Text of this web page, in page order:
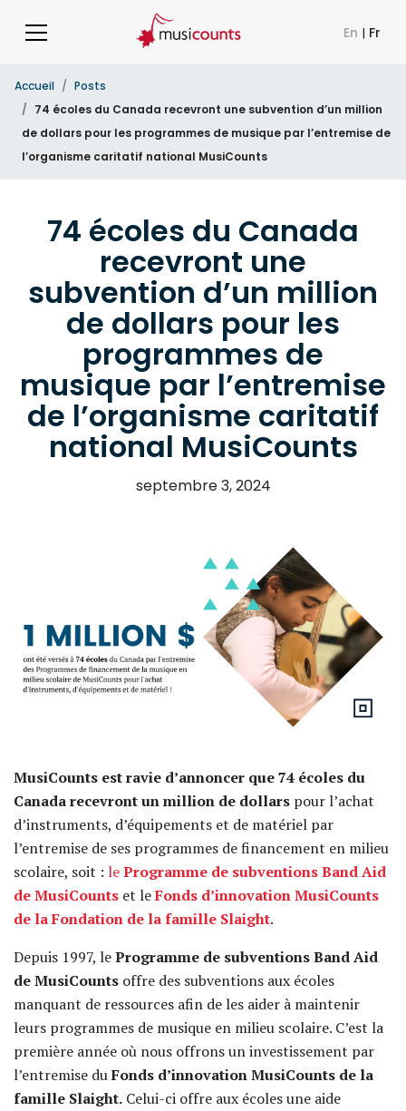
En | Fr
Accueil
Posts
74 écoles du Canada recevront une subvention d’un million
de dollars pour les programmes de musique par l’entremise de
l’organisme caritatif national MusiCounts
74 écoles du Canada
recevront une
subvention d’un million
de dollars pour les
programmes de
musique par l’entremise
de l’organisme caritatif
national MusiCounts
septembre 3, 2024
MusiCounts est ravie d’annoncer que 74 écoles du
Canada recevrontun million de dollars pour l’achat
d’instruments, d’équipements et de matériel par
l’entremise de ses programmes de financement en milieu
scolaire, soit : leProgramme de subventions Band Aid
de MusiCounts et leFonds d’innovation MusiCounts
de la Fondation de la famille Slaight.
Depuis 1997, leProgramme de subventions Band Aid
de MusiCounts offre des subventions aux écoles
manquant de ressources afin de les aider à maintenir
leurs programmes de musique en milieu scolaire. C’est la
première année où nous offrons un investissement par
l’entremise duFonds d’innovation MusiCounts de la
famille Slaight. Celui-ci offre aux écoles une aide